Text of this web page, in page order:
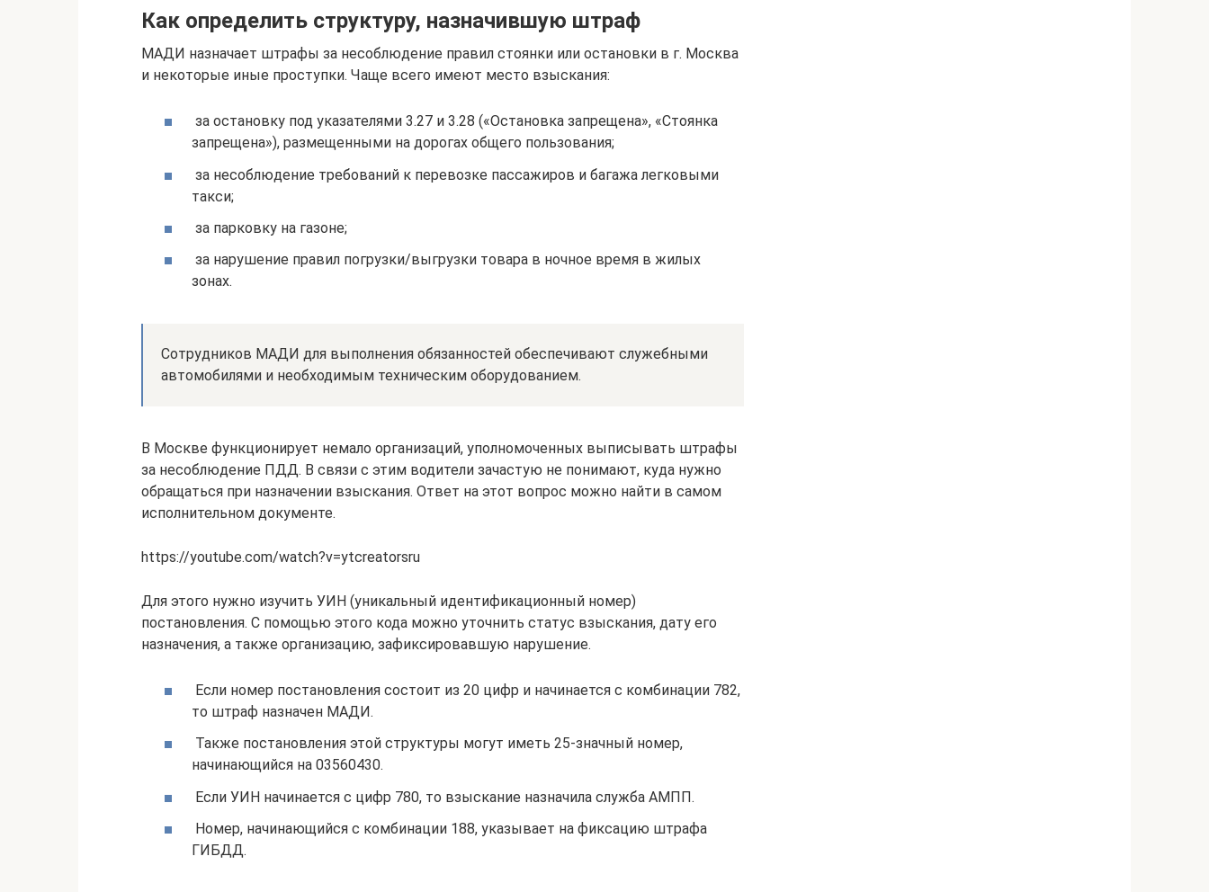
Как определить структуру, назначившую штраф
МАДИ назначает штрафы за несоблюдение правил стоянки или остановки в г. Москва
и некоторые иные проступки. Чаще всего имеют место взыскания:
за остановку под указателями 3.27 и 3.28 («Остановка запрещена», «Стоянка
запрещена»), размещенными на дорогах общего пользования;
за несоблюдение требований к перевозке пассажиров и багажа легковыми
такси;
за парковку на газоне;
за нарушение правил погрузки/выгрузки товара в ночное время в жилых
зонах.
Сотрудников МАДИ для выполнения обязанностей обеспечивают служебными
автомобилями и необходимым техническим оборудованием.
В Москве функционирует немало организаций, уполномоченных выписывать штрафы
за несоблюдение ПДД. В связи с этим водители зачастую не понимают, куда нужно
обращаться при назначении взыскания. Ответ на этот вопрос можно найти в самом
исполнительном документе.
https://youtube.com/watch?v=ytcreatorsru
Для этого нужно изучить УИН (уникальный идентификационный номер)
постановления. С помощью этого кода можно уточнить статус взыскания, дату его
назначения, а также организацию, зафиксировавшую нарушение.
Если номер постановления состоит из 20 цифр и начинается с комбинации 782,
то штраф назначен МАДИ.
Также постановления этой структуры могут иметь 25-значный номер,
начинающийся на 03560430.
Если УИН начинается с цифр 780, то взыскание назначила служба АМПП.
Номер, начинающийся с комбинации 188, указывает на фиксацию штрафа
ГИБДД.